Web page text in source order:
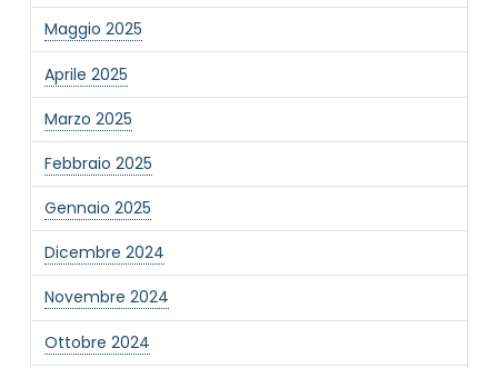
Maggio 2025
Aprile 2025
Marzo 2025
Febbraio 2025
Gennaio 2025
Dicembre 2024
Novembre 2024
Ottobre 2024
NOME STRUTTURA
MAIL REFERENTE
MOTIVO DEL CONTATTO